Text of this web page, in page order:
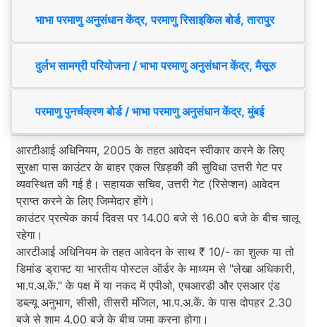
भाभा परमाणु अनुसंधान केंद्र, परमाणु रिसाइकिल बोर्ड, तारापुर
दुर्लभ सामग्री परियोजना / भाभा परमाणु अनुसंधान केंद्र, मैसूरु
परमाणु पुनर्चक्रण बोर्ड / भाभा परमाणु अनुसंधान केंद्र, मुंबई
आरटीआई अधिनियम, 2005 के तहत आवेदन स्वीकार करने के लिए
सुरक्षा पास काउंटर के बाहर एकल खिड़की की सुविधा उत्तरी गेट पर
व्यवस्थित की गई है। सहायक सचिव, उत्तरी गेट (रिसेप्शन) आवेदन
प्राप्त करने के लिए जिम्मेदार होंगे।
काउंटर प्रत्येक कार्य दिवस पर 14.00 बजे से 16.00 बजे के बीच चालू
रहेगा।
आरटीआई अधिनियम के तहत आवेदन के साथ ₹ 10/- का शुल्क या तो
डिमांड ड्राफ्ट या भारतीय पोस्टल ऑर्डर के माध्यम से "लेखा अधिकारी,
भा.प.अ.कें." के पक्ष में या नकद में एपीओ, एचआरडी और एसआर एंड
डब्ल्यू अनुभाग, सीसी, तीसरी मंजिल, भा.प.अ.कें. के पास दोपहर 2.30
बजे से शाम 4.00 बजे के बीच जमा करना होगा।